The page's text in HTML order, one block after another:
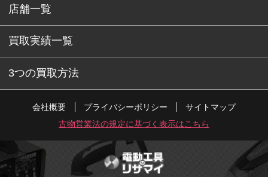
店舗一覧
買取実績一覧
3つの買取方法
会社概要 プライバシーポリシー
サイトマップ
古物営業法の規定に基づく表示はこちら